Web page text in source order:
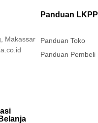
Makassar
Panduan LKPP
Panduan Toko
Panduan Pembeli